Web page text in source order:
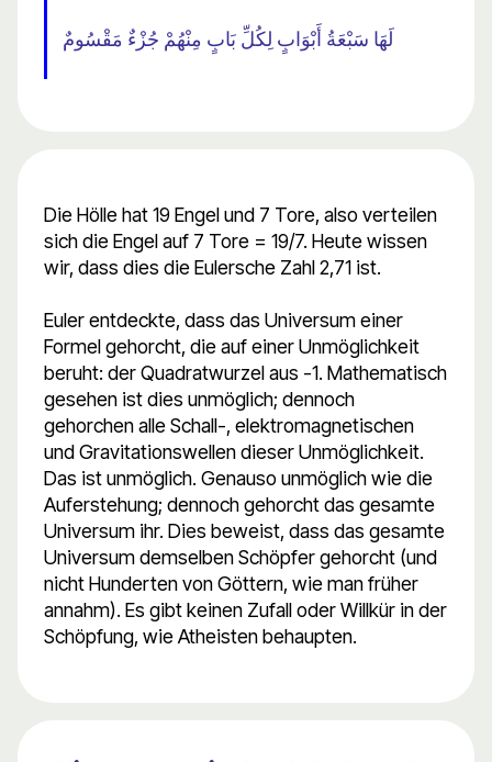
لَهَا سَبْعَةُ أَبْوَابٍ لِكُلِّ بَابٍ مِنْهُمْ جُزْءٌ مَقْسُومٌ
Die Hölle hat 19 Engel und 7 Tore, also verteilen
sich die Engel auf 7 Tore = 19/7. Heute wissen
wir, dass dies die Eulersche Zahl 2,71 ist.
Euler entdeckte, dass das Universum einer
Formel gehorcht, die auf einer Unmöglichkeit
beruht: der Quadratwurzel aus -1. Mathematisch
gesehen ist dies unmöglich; dennoch
gehorchen alle Schall-, elektromagnetischen
und Gravitationswellen dieser Unmöglichkeit.
Das ist unmöglich. Genauso unmöglich wie die
Auferstehung; dennoch gehorcht das gesamte
Universum ihr. Dies beweist, dass das gesamte
Universum demselben Schöpfer gehorcht (und
nicht Hunderten von Göttern, wie man früher
annahm). Es gibt keinen Zufall oder Willkür in der
Schöpfung, wie Atheisten behaupten.